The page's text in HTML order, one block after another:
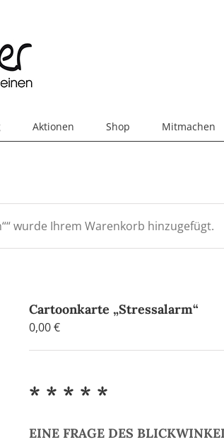
Aktionen Shop Mitmachen
wurde Ihrem Warenkorb hinzugefügt.
Cartoonkarte „Stressalarm“
0,00€
* * * * *
EINE FRAGE DES